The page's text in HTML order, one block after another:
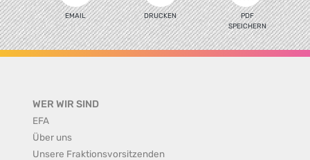
EMAIL DRUCKEN
PDF
SPEICHERN
WER WIR SIND
EFA
Über uns
Unsere Fraktionsvorsitzenden